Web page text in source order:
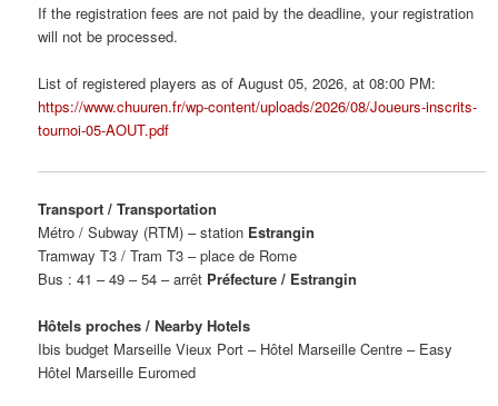
If the registration fees are not paid by the deadline, your registration
will not be processed.
List of registered players as of August 05, 2026, at 08:00 PM:
https://www.chuuren.fr/wp-content/uploads/2026/08/Joueurs-inscrits-
tournoi-05-AOUT.pdf
Transport / Transportation
Métro / Subway (RTM) – station Estrangin
Tramway T3 / Tram T3 – place de Rome
Bus : 41 – 49 – 54 – arrêt Préfecture / Estrangin
Hôtels proches / Nearby Hotels
Ibis budget Marseille Vieux Port – Hôtel Marseille Centre – Easy
Hôtel Marseille Euromed